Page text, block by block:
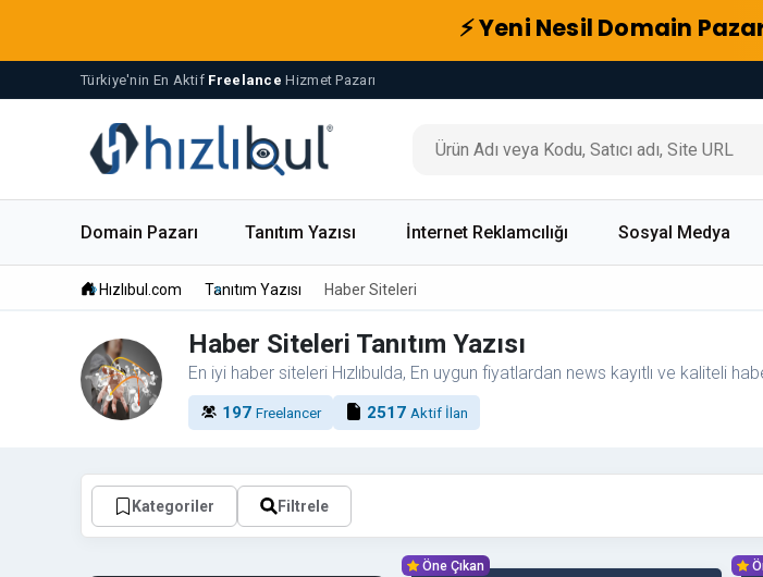
⚡ Yeni Nesil Domain
Türkiye'nin En Aktif Freelance Hizmet Pazarı
Domain Pazarı Tanıtım Yazısı İnternet Reklamcılığı Sosyal Medya
Hızlıbul.com Tanıtım Yazısı Haber Siteleri
Haber Siteleri Tanıtım Yazısı
En iyi haber siteleri Hızlıbulda, En uygun fiyatlardan news kayıtlı ve kaliteli
197 Freelancer 2517 Aktif İlan
Kategoriler Filtrele
Öne Çıkan